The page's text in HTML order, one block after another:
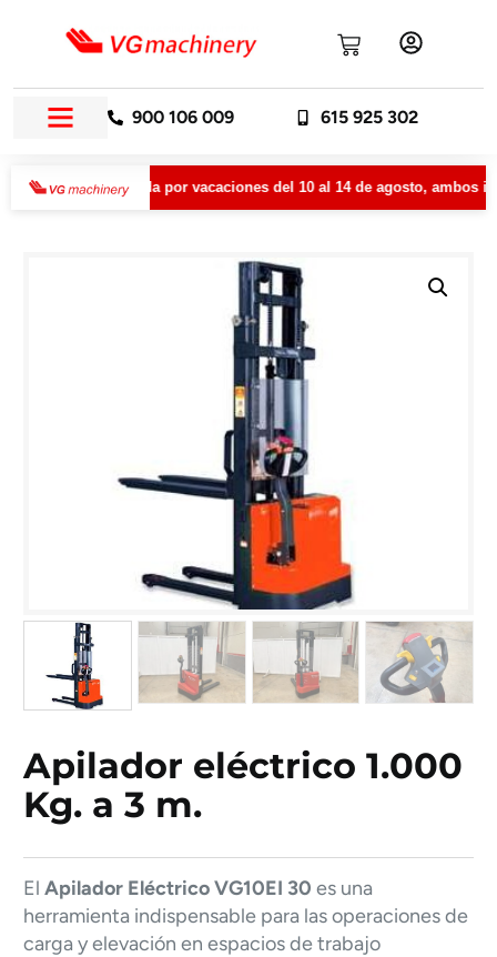
900 106 009 615 925 302
cerrada por vacaciones del 10 al 14 de agosto, ambos
Apilador eléctrico 1.000
Kg. a 3 m.
ElApilador Eléctrico VG10EI 30 es una
herramienta indispensable para las operaciones de
carga y elevación en espacios de trabajo